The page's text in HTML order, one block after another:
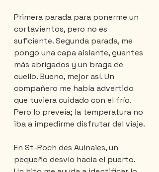
Primera parada para ponerme un
cortavientos, pero no es
suficiente. Segunda parada, me
pongo una capa aislante, guantes
más abrigados y un braga de
cuello. Bueno, mejor así. Un
compañero me había advertido
que tuviera cuidado con el frío.
Pero lo preveía; la temperatura no
iba a impedirme disfrutar del viaje.
En St-Roch des Aulnaies, un
pequeño desvío hacia el puerto.